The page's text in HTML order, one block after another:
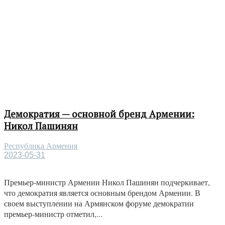
Демократия — основной бренд Армении:
Никол Пашинян
Республика Армения
2023-05-31
Премьер-министр Армении Никол Пашинян подчеркивает,
что демократия является основным брендом Армении. В
своем выступлении на Армянском форуме демократии
премьер-министр отметил,...